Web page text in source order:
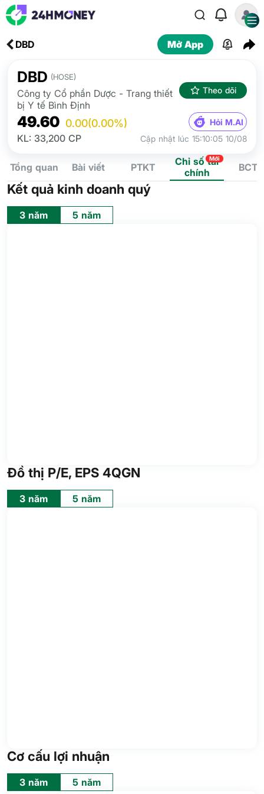
DBD Mở App
DBD (HOSE)
Công ty Cổ phần Dược - Trang thiết
bị Y tế Bình Định
Theo dõi
49.60 0.00(0.00%) Hỏi M.AI
KL: 33,200 CP Cập nhật lúc 15:10:05 10/08
Tổng quan Bài viết PTKT
Chỉ số tài
chính
Mới
BCTC
Kết quả kinh doanh quý
3 năm 5 năm
Đồ thị P/E, EPS 4QGN
3 năm 5 năm
Cơ cấu lợi nhuận
3 năm 5 năm